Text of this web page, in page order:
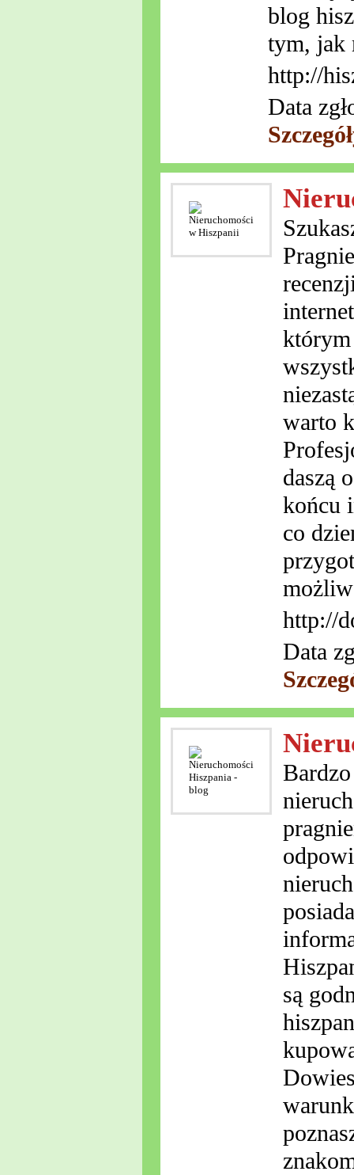
blog
tym, jak
http://
Data
warto
daszą
końcu
co
http://
Data
są